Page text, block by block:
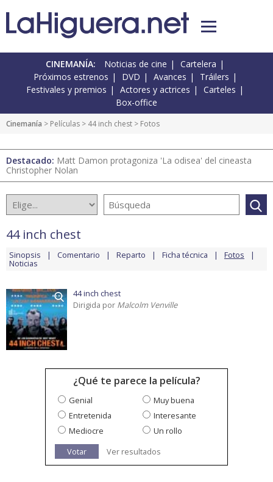
CINEMANÍA: Noticias de cine
Cartelera
Próximos estrenos
DVD Avances
Tráilers
Festivales y premios
Actores y actrices
Carteles
Box-office
Cinemanía > Películas > 44 inch chest > Fotos
Destacado: Matt Damon protagoniza 'La odisea' del cineasta
Christopher Nolan
44 inch chest
Sinopsis Comentario Reparto Ficha técnica Fotos
Noticias
44 inch chest
Dirigida por Malcolm Venville
¿Qué te parece la película?
Genial
Muy buena
Entretenida
Interesante
Mediocre
Un rollo
Votar
Ver resultados